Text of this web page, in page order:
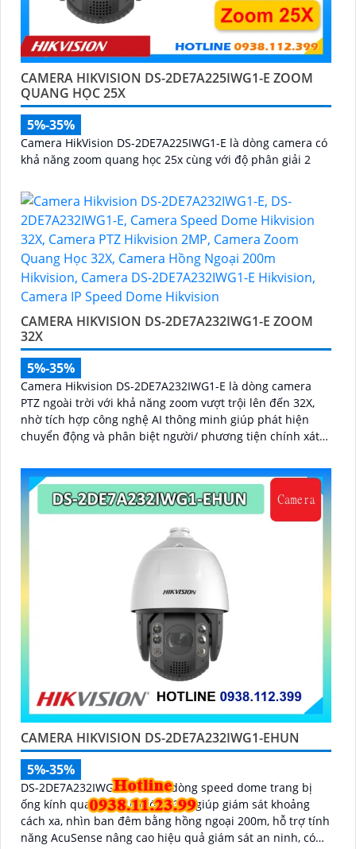
CAMERA HIKVISION DS-2DE7A225IWG1-E ZOOM
QUANG HỌC 25X
5%-35%
Camera HikVision DS-2DE7A225IWG1-E là dòng camera có
khả năng zoom quang học 25x cùng với độ phân giải 2
CAMERA HIKVISION DS-2DE7A232IWG1-E ZOOM
32X
5%-35%
Camera Hikvision DS-2DE7A232IWG1-E là dòng camera
PTZ ngoài trời với khả năng zoom vượt trội lên đến 32X,
nhờ tích hợp công nghệ AI thông minh giúp phát hiện
chuyển động và phân biệt người/ phương tiện chính xát
nghiệm giám sát có âm thanh
CAMERA HIKVISION DS-2DE7A232IWG1-EHUN
5%-35%
DS-2DE7A232IWG1-EHUN là dòng speed dome trang bị
ống kính quang học lên đến 32X giúp giám sát khoảng
cách xa, nhìn ban đêm bằng hồng ngoại 200m, hỗ trợ tính
năng AcuSense nâng cao hiệu quả giám sát an ninh, có